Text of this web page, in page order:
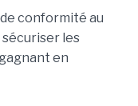
conformité au
les
en